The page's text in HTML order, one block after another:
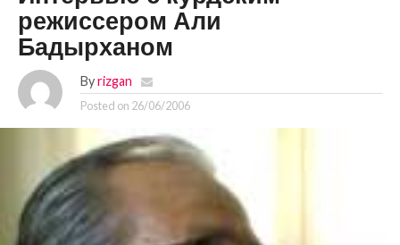
режиссером Али
Бадырханом
By rizgan
Posted on 26/06/2006